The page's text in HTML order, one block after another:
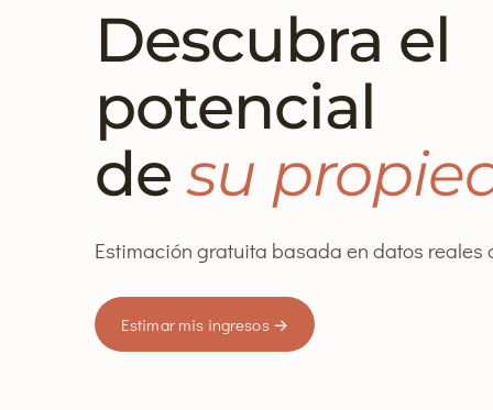
Descubra el
potencial
desu
Estimación gratuita basada en datos reales
Estimar mis ingresos →